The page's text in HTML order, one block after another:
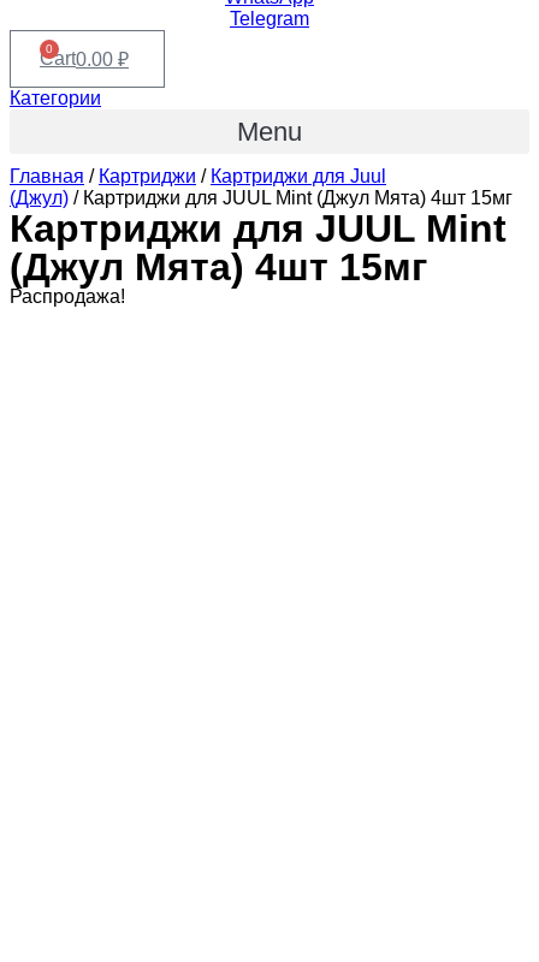
Telegram
0.00 ₽
0
Cart
Категории
Menu
Главная / Картриджи / Картриджи для Juul
(Джул) / Картриджи для JUUL Mint (Джул Мята) 4шт 15мг
Картриджи для JUUL Mint
(Джул Мята) 4шт 15мг
Распродажа!